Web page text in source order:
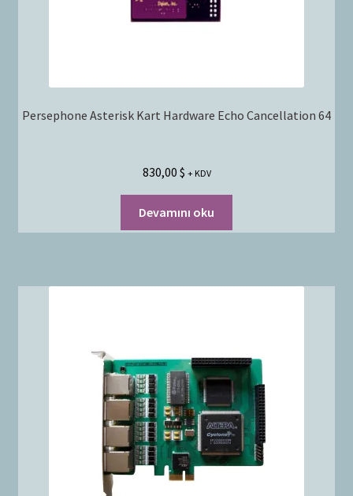
Persephone Asterisk Kart Hardware Echo Cancellation 64
830,00 $ + KDV
Devamını oku